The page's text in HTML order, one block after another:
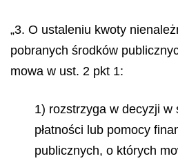
„3. O ustaleniu kwoty
pobranych środków
mowa w ust. 2 pkt 1:
1) rozstrzyga w decyzji w
płatności lub pomocy
publicznych, o których